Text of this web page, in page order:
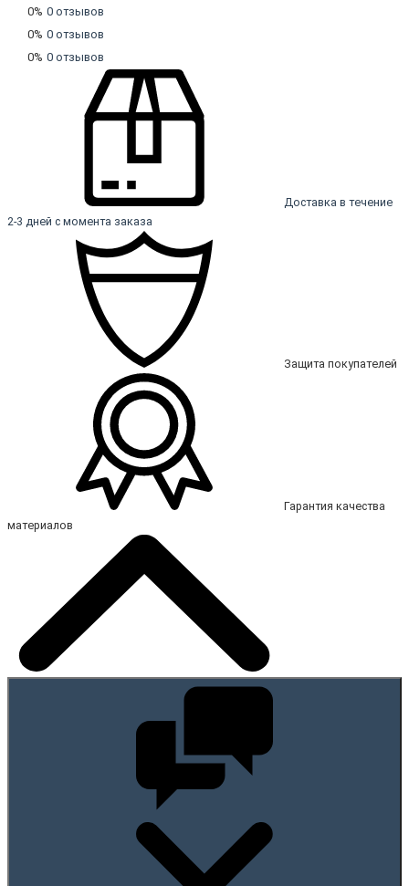
0% 0 отзывов
0% 0 отзывов
0% 0 отзывов
Доставка в течение
2-3 дней с момента заказа
Защита покупателей
Гарантия качества
материалов